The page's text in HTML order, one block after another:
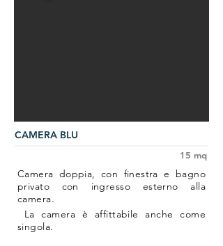
CAMERA BLU
15 mq
Camera doppia, con finestra e bagno
privato con ingresso esterno alla
camera.
La camera è affittabile anche come
singola.